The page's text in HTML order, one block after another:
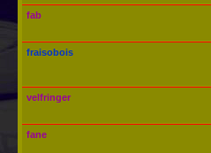
fab
fraisobois
velfringer
fane